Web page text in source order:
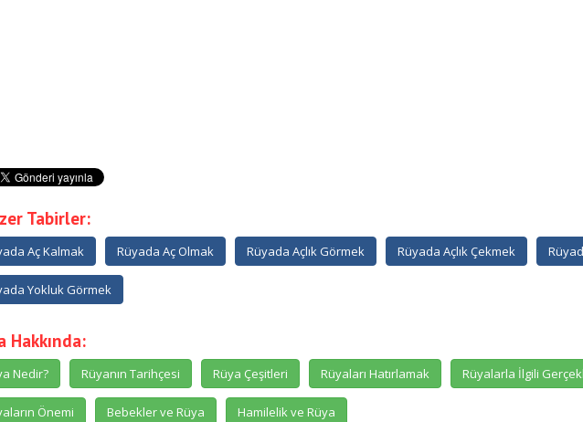
Tabirler:
Aç Kalmak Rüyada Aç Olmak Rüyada Açlık Görmek Rüyada Açlık Çekmek
Yokluk Görmek
Hakkında:
Nedir? Rüyanın Tarihçesi Rüya Çeşitleri Rüyaları Hatırlamak Rüyalarla İlgili
Önemi Bebekler ve Rüya Hamilelik ve Rüya